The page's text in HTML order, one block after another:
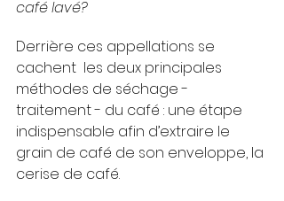
café lavé?
Derrière ces appellations se
cachent  les deux principales
méthodes de séchage -
traitement - du café : une étape
indispensable afin d’extraire le
grain de café de son enveloppe, la
cerise de café.